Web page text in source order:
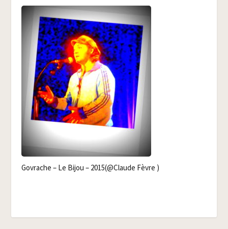
Govrache – Le Bijou – 2015(@Claude Fèvre )